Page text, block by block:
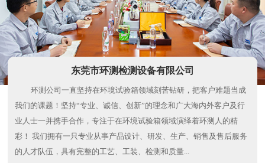
彩！ 我们拥有一只专业从事产品设计、研发、生产、销售及售后服务
的人才队伍，具有完整的工艺、工装、检测和质量...
了解更多
企业形象